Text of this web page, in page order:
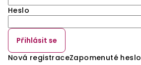
Heslo
Přihlásit se
Nová registraceZapomenuté heslo